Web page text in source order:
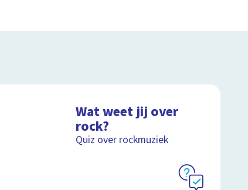
Wat weet jij over
rock?
Quiz over rockmuziek